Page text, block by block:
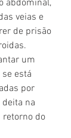
abdominal,
veias e
de prisão
um
está
por
na
retorno do